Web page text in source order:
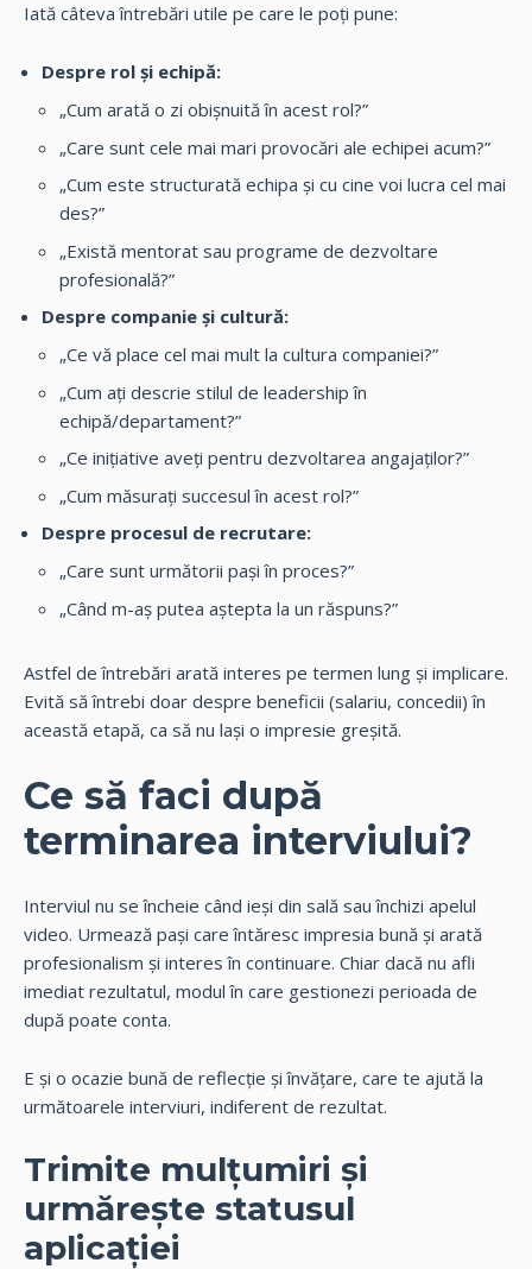
Iată câteva întrebări utile pe care le poți pune:
Despre rol și echipă:
„Cum arată o zi obișnuită în acest rol?”
„Care sunt cele mai mari provocări ale echipei acum?”
„Cum este structurată echipa și cu cine voi lucra cel mai
des?”
„Există mentorat sau programe de dezvoltare
profesională?”
Despre companie și cultură:
„Ce vă place cel mai mult la cultura companiei?”
„Cum ați descrie stilul de leadership în
echipă/departament?”
„Ce inițiative aveți pentru dezvoltarea angajaților?”
„Cum măsurați succesul în acest rol?”
Despre procesul de recrutare:
„Care sunt următorii pași în proces?”
„Când m-aș putea aștepta la un răspuns?”
Astfel de întrebări arată interes pe termen lung și implicare.
Evită să întrebi doar despre beneficii (salariu, concedii) în
această etapă, ca să nu lași o impresie greșită.
Ce să faci după
terminarea interviului?
Interviul nu se încheie când ieși din sală sau închizi apelul
video. Urmează pași care întăresc impresia bună și arată
profesionalism și interes în continuare. Chiar dacă nu afli
imediat rezultatul, modul în care gestionezi perioada de
după poate conta.
E și o ocazie bună de reflecție și învățare, care te ajută la
următoarele interviuri, indiferent de rezultat.
Trimite mulțumiri și
urmărește statusul
aplicației